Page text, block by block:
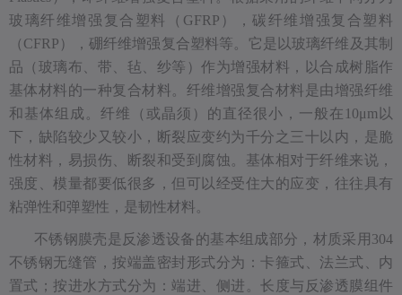
玻璃纤维增强复合塑料（GFRP），碳纤维增强复合塑料
（CFRP），硼纤维增强复合塑料等。它是以玻璃纤维及其制
品（玻璃布、带、毡、纱等）作为增强材料，以合成树脂作
基体材料的一种复合材料。纤维增强复合材料是由增强纤维
和基体组成。纤维（或晶须）的直径很小，一般在10μm以
下，缺陷较少又较小，断裂应变约为千分之三十以内，是脆
性材料，易损伤、断裂和受到腐蚀。基体相对于纤维来说，
强度、模量都要低很多，但可以经受住大的应变，往往具有
粘弹性和弹塑性，是韧性材料。
不锈钢膜壳是反渗透设备的基本组成部分，材质采用304
不锈钢无缝管，按端盖密封形式分为：卡箍式、法兰式、内
置式；按进水方式分为：端进、侧进。长度与反渗透膜组件